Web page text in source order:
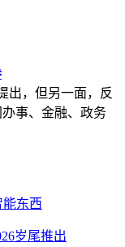
出，但另一面，反
事、金融、政务
能东西
岁尾推出